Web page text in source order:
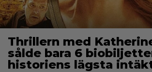
Thrillern med
sålde bara 6
historiens lägsta